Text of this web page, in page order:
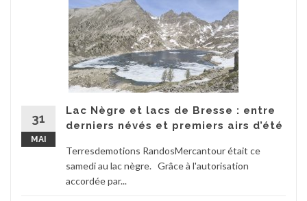
31
MAI
Lac Nègre et lacs de Bresse : entre
derniers névés et premiers airs d’été
Terresdemotions RandosMercantour était ce
samedi au lac nègre. Grâce à l'autorisation
accordée par...